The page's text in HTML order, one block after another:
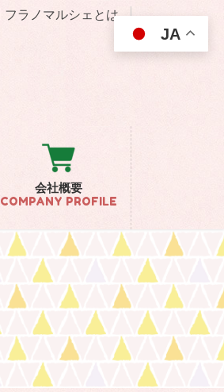
フラノマルシェとは
会社概要
COMPANY PROFILE
JA